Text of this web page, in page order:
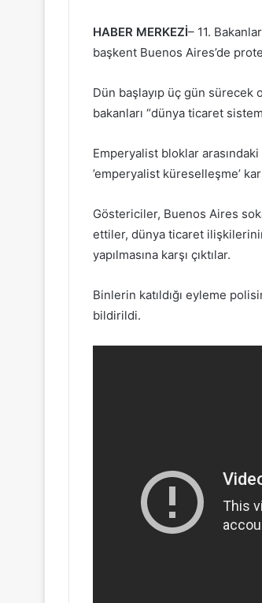
HABER MERKEZİ– 11.
başkent Buenos Aires’de
Dün başlayıp üç gün
bakanları “dünya ticaret
Emperyalist bloklar
’emperyalist küreselleşme’
Göstericiler, Buenos Aires
ettiler, dünya ticaret
yapılmasına karşı çıktılar.
Binlerin katıldığı eyleme
bildirildi.